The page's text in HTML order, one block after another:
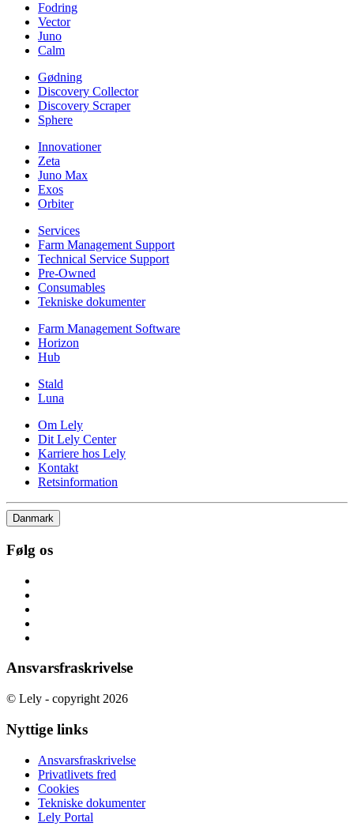
Fodring
Vector
Juno
Calm
Gødning
Discovery Collector
Discovery Scraper
Sphere
Innovationer
Zeta
Juno Max
Exos
Orbiter
Services
Farm Management Support
Technical Service Support
Pre-Owned
Consumables
Tekniske dokumenter
Farm Management Software
Horizon
Hub
Stald
Luna
Om Lely
Dit Lely Center
Karriere hos Lely
Kontakt
Retsinformation
Danmark
Følg os
Ansvarsfraskrivelse
© Lely - copyright 2026
Nyttige links
Ansvarsfraskrivelse
Privatlivets fred
Cookies
Tekniske dokumenter
Lely Portal